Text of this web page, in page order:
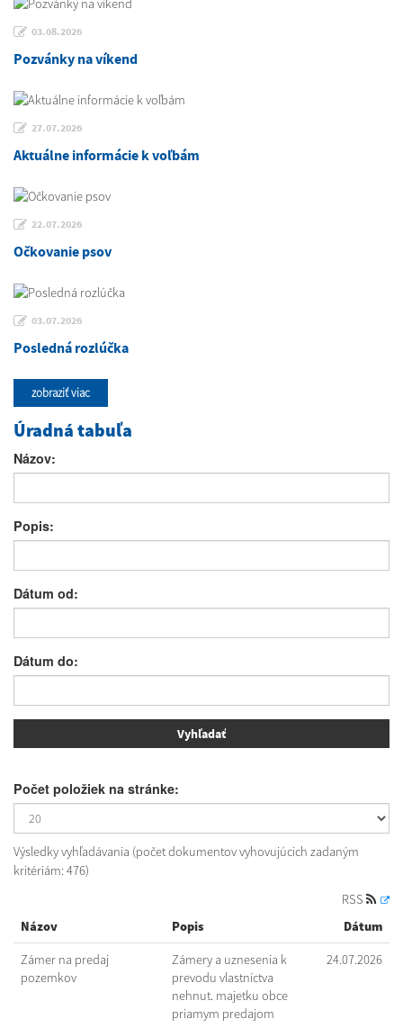
03.08.2026
Pozvánky na víkend
27.07.2026
Aktuálne informácie k voľbám
22.07.2026
Očkovanie psov
03.07.2026
Posledná rozlúčka
zobraziť viac
Úradná tabuľa
Názov:
Popis:
Dátum od:
Dátum do:
Počet položiek na stránke:
Výsledky vyhľadávania (počet dokumentov vyhovujúcich zadaným
kritériám: 476)
RSS
Názov
Popis Dátum
Zámer na predaj
pozemkov
Zámery a uznesenia k
prevodu vlastníctva
nehnut. majetku obce
priamym predajom
24.07.2026